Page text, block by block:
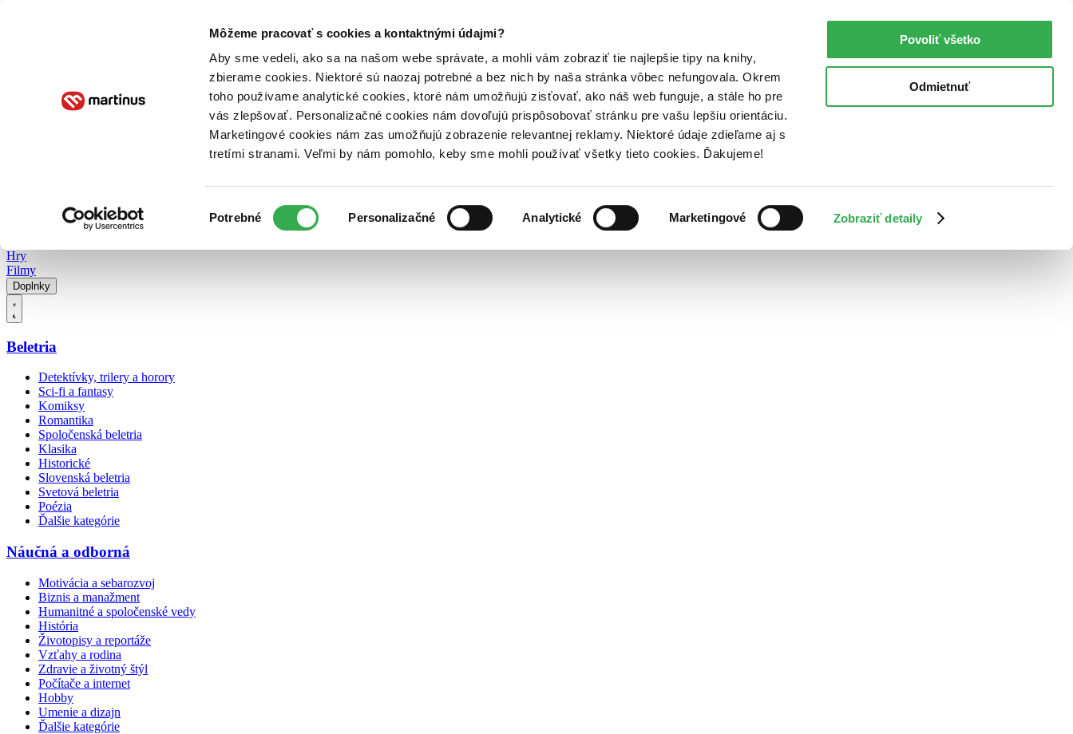
Môžeme pracovať s cookies a kontaktnými údajmi?
Aby sme vedeli, ako sa na našom webe správate, a mohli vám zobraziť tie najlepšie tipy na knihy,
zbierame cookies. Niektoré sú naozaj potrebné a bez nich by naša stránka vôbec nefungovala. Okrem
toho používame analytické cookies, ktoré nám umožňujú zisťovať, ako náš web funguje, a stále ho pre
vás zlepšovať. Personalizačné cookies nám dovoľujú prispôsobovať stránku pre vašu lepšiu orientáciu.
Marketingové cookies nám zas umožňujú zobrazenie relevantnej reklamy. Niektoré údaje zdieľame aj s
tretími stranami. Veľmi by nám pomohlo, keby sme mohli používať všetky tieto cookies. Ďakujeme!
súhlasu
Potrebné Personalizačné Analytické Marketingové Zobraziť detaily
Povoliť všetko
Odmietnuť
Poukážky Kontakt
Hry
Filmy
Doplnky
Beletria
Detektívky, trilery a horory
Sci-fi a fantasy
Komiksy
Romantika
Spoločenská beletria
Klasika
Historické
Slovenská beletria
Svetová beletria
Poézia
Ďalšie kategórie
Náučná a odborná
Motivácia a sebarozvoj
Biznis a manažment
Humanitné a spoločenské vedy
História
Životopisy a reportáže
Vzťahy a rodina
Zdravie a životný štýl
Počítače a internet
Hobby
Umenie a dizajn
Ďalšie kategórie